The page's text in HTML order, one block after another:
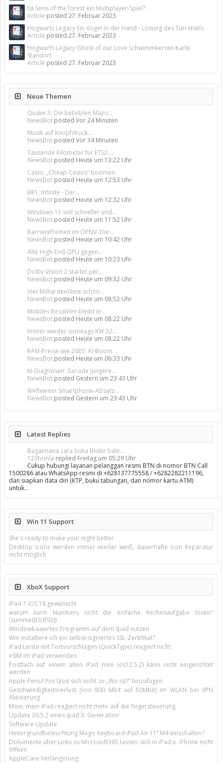
Ist Sons of the forest ein Multiplayer-Spiel?
Article posted 27. Februar 2023
Hogwarts Legacy Ein Vogel in der Hand - Lösung des Türrätsels
Article posted 27. Februar 2023
Hogwarts Legacy Ghost of our Love Schwimmkerzen Karte
Standort
Article posted 27. Februar 2023
Neue Themen
Quake 3: Die beliebten Maps...
NewsBot posted Vor 24 Minuten
Musik auf Knopfdruck:...
NewsBot posted Vor 34 Minuten
Tausende Kilometer für ETS2:...
NewsBot posted Heute um 13:22 Uhr
Casio: „Cheap Casios“ boomen
NewsBot posted Heute um 12:53 Uhr
BR1: Infinite - Der...
NewsBot posted Heute um 12:32 Uhr
Windows 11 soll schneller und...
NewsBot posted Heute um 11:52 Uhr
Barrierefreiheit im ÖPNV: Die...
NewsBot posted Heute um 10:42 Uhr
Alte High-End-GPU gegen...
NewsBot posted Heute um 10:23 Uhr
Dolby Vision 2 startet per...
NewsBot posted Heute um 09:32 Uhr
Vier Milliardenfilme schon...
NewsBot posted Heute um 08:52 Uhr
Mobiles Bezahlen bleibt in...
NewsBot posted Heute um 08:22 Uhr
Immer wieder sonntags KW 32:...
NewsBot posted Heute um 08:22 Uhr
RAM-Preise wie 2007: KI-Boom...
NewsBot posted Heute um 06:33 Uhr
KI-Diagnosen: Gerade jüngere...
NewsBot posted Gestern um 23:43 Uhr
Weltweiter Smartphone-Absatz...
NewsBot posted Gestern um 23:43 Uhr
Latest Replies
Bagaimana cara buka Blokir bale...
123tomla replied Freitag um 05:29 Uhr
Cukup hubungi layanan pelanggan resmi BTN di nomor BTN Call
1500286 atau WhatsApp resmi di +628137775558 / +6282282211196,
dan siapkan data diri (KTP, buku tabungan, dan nomor kartu ATM)
untuk…
Win 11 Support
She's ready to make your night better
Desktop Icons werden immer wieder weiß, dauerhafte Icon Reparatur
nicht möglich
XboX Support
iPad 7 iOS 18 gewünscht
warum kann Numbers nicht die einfache Rechenaufgabe lösen?
(summe(B3:B92))
Windowbasiertes Programm auf dem Ipad nutzen
Wie installiere ich ein selbst-signiertes SSL-Zertifikat?
iPad Leiste mit Textvorschlägen (QuickType) reagiert nicht
eSIM im iPad verwenden
Postfach auf einem alten iPad mini (os12.5.2) kann nicht eingerichtet
werden
Apple Pencil Pro lässt sich nicht zu „Wo ist?“ hinzufügen
Geschwindigkeitsverlust (von 800 Mbit auf 50Mbit) im WLAN bei VPN
Aktivierung
Moin, mein iPad reagiert nicht mehr auf die fingersteuerung
Update 26.5.2 eines ipad 3. Generation
Software-Update
Hintergrundbeleuchtung Magic Keyboard iPad Air 11’’ M4 einschalten?
Dokumente über Links zu Microsoft365 lassen sich in iPad u. iPhone nicht
öffnen
AppleCare Verlängerung